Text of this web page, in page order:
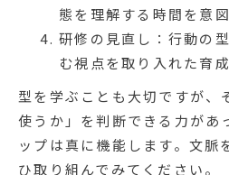
態を理解する時間を意
研修の見直し：行動の
む視点を取り入れた育
型を学ぶことも大切ですが、
使うか」を判断できる力があ
ップは真に機能します。文脈
ひ取り組んでみてください。